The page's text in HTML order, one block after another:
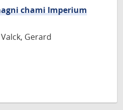
chami Imperium
Gerard